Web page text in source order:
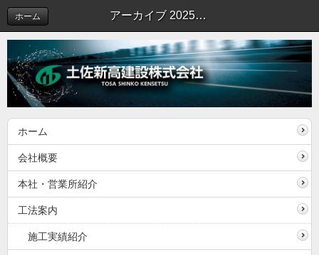
アーカイブ 2025年12月 | 土佐新高ブログ
ホーム
ホーム
会社概要
本社・営業所紹介
工法案内
施工実績紹介